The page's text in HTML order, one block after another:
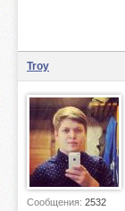
Troy
Сообщения: 2532